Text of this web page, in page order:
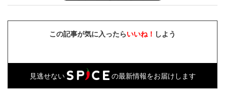
この記事が気に入ったらいいね！ しよう
見逃せない の最新情報をお届けします